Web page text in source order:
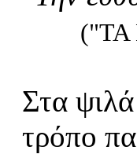
("ΤΑ
Στα
τρόπο